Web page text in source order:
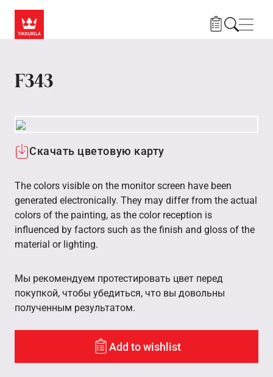
F343
Скачать цветовую карту
The colors visible on the monitor screen have been
generated electronically. They may differ from the actual
colors of the painting, as the color reception is
influenced by factors such as the finish and gloss of the
material or lighting.
Мы рекомендуем протестировать цвет перед
покупкой, чтобы убедиться, что вы довольны
полученным результатом.
Add to wishlist